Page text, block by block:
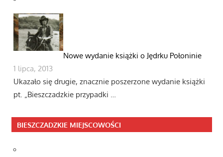
Nowe wydanie książki o Jędrku Połoninie
1 lipca, 2013
Ukazało się drugie, znacznie poszerzone wydanie książki
pt. „Bieszczadzkie przypadki …
BIESZCZADZKIE MIEJSCOWOŚCI